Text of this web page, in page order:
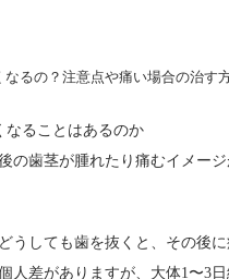
なることはあるのか
の歯茎が腫れたり痛むイメー
うしても歯を抜くと、その後
人差がありますが、大体1〜3